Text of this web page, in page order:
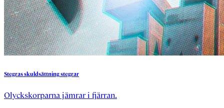
Stegrasskuldsättningstegrar
Olyckskorparna jämrar i fjärran.